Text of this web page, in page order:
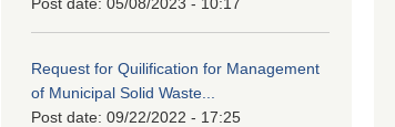
Request for Quilification for Management
of Municipal Solid Waste...
Post date: 09/22/2022 - 17:25